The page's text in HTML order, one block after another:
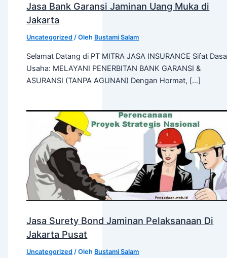
Jasa Bank Garansi Jaminan Uang Muka di
Jakarta
Uncategorized / Oleh Bustami Salam
Selamat Datang di PT MITRA JASA INSURANCE Sifat
Usaha: MELAYANI PENERBITAN BANK GARANSI &
ASURANSI (TANPA AGUNAN) Dengan Hormat, […]
Jasa Surety Bond Jaminan Pelaksanaan Di
Jakarta Pusat
Uncategorized / Oleh Bustami Salam